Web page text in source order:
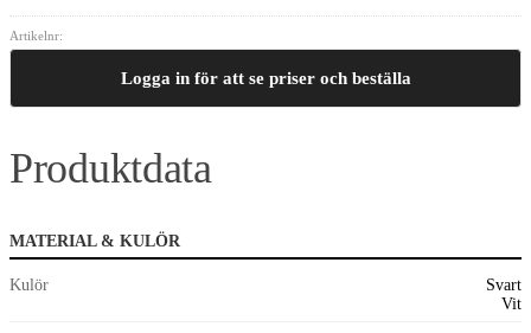
Artikelnr:
Logga in för att se priser och beställa
Produktdata
MATERIAL & KULÖR
Kulör
Svart
Vit